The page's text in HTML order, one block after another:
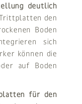
deutlich
den
Boden
sich
können die
auf Boden
für den